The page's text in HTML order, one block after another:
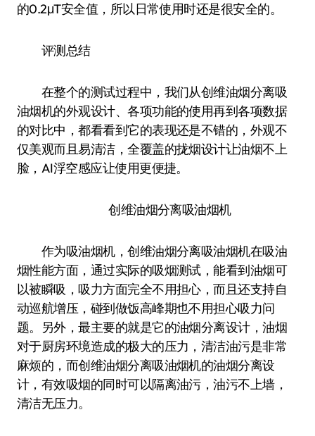
的0.2μT安全值，所以日常使用时还是很安全的。
评测总结
在整个的测试过程中，我们从创维油烟分离吸
油烟机的外观设计、各项功能的使用再到各项数据
的对比中，都看看到它的表现还是不错的，外观不
仅美观而且易清洁，全覆盖的拢烟设计让油烟不上
脸，AI浮空感应让使用更便捷。
创维油烟分离吸油烟机
作为吸油烟机，创维油烟分离吸油烟机在吸油
烟性能方面，通过实际的吸烟测试，能看到油烟可
以被瞬吸，吸力方面完全不用担心，而且还支持自
动巡航增压，碰到做饭高峰期也不用担心吸力问
题。另外，最主要的就是它的油烟分离设计，油烟
对于厨房环境造成的极大的压力，清洁油污是非常
麻烦的，而创维油烟分离吸油烟机的油烟分离设
计，有效吸烟的同时可以隔离油污，油污不上墙，
清洁无压力。